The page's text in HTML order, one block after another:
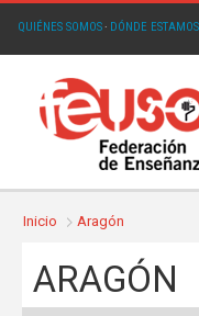
QUIÉNES SOMOS· DÓNDE ESTAMOS
Inicio Aragón
ARAGÓN